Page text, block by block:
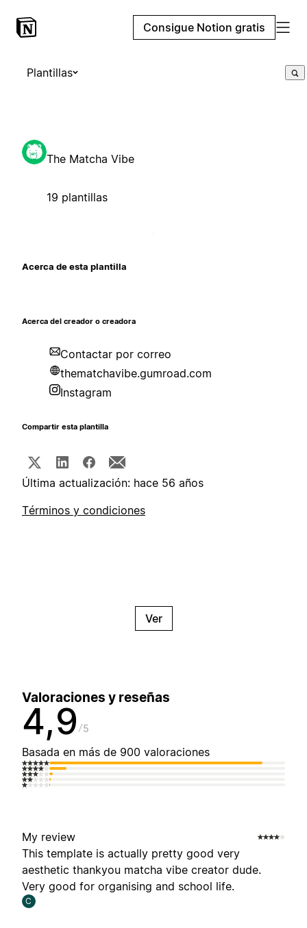
Consigue Notion gratis
Plantillas
The Matcha Vibe
19 plantillas
Acerca de esta plantilla
Acerca del creador o creadora
Contactar por correo
thematchavibe.gumroad.com
Instagram
Compartir esta plantilla
Última actualización: hace 56 años
Términos y condiciones
Ver
Valoraciones y reseñas
4,9 5
Basada en más de 900 valoraciones
My review
This template is actually pretty good very
aesthetic thankyou matcha vibe creator dude.
Very good for organising and school life.
C